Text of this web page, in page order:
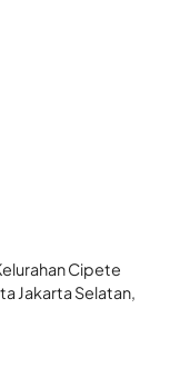
Cipete
Jakarta Selatan,